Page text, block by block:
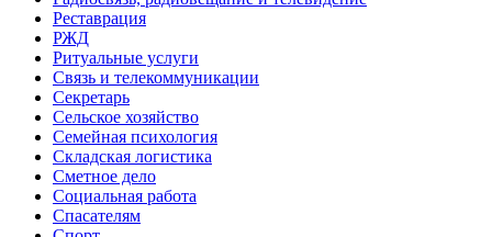
Реставрация
РЖД
Ритуальные услуги
Связь и телекоммуникации
Секретарь
Сельское хозяйство
Семейная психология
Складская логистика
Сметное дело
Социальная работа
Спасателям